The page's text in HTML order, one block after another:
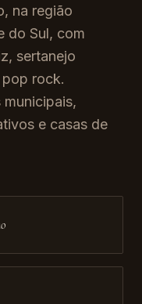
na região
do Sul, com
sertanejo
rock.
e casas de